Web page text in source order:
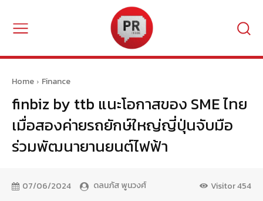
Home Finance
finbiz by ttb แนะโอกาสของ SME ไทย
เมื่อสองค่ายรถยักษ์ใหญ่ญี่ปุ่นจับมือ
ร่วมพัฒนายานยนต์ไฟฟ้า
07/06/2024 ดลนภัส พูนวงศ์ Visitor454